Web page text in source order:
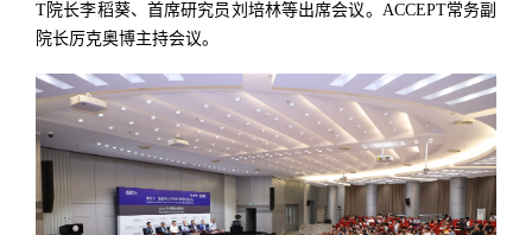
T院长李稻葵、首席研究员刘培林等出席会议。ACCEPT常务副
院长厉克奥博主持会议。